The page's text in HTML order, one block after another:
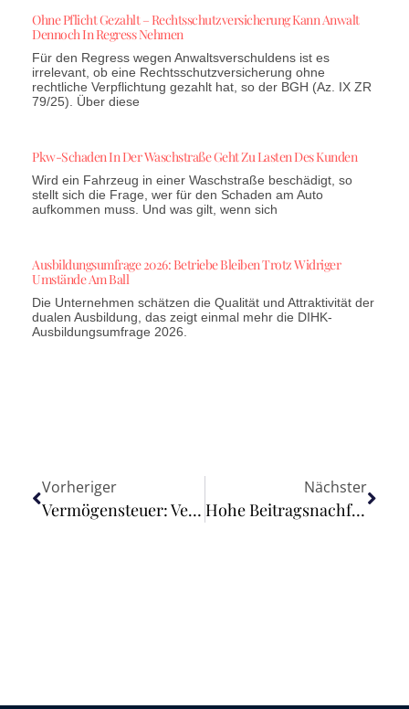
Ohne Pflicht Gezahlt – Rechtsschutzversicherung Kann Anwalt
Dennoch In Regress Nehmen
Für den Regress wegen Anwaltsverschuldens ist es
irrelevant, ob eine Rechtsschutzversicherung ohne
rechtliche Verpflichtung gezahlt hat, so der BGH (Az. IX ZR
79/25). Über diese
Pkw-Schaden In Der Waschstraße Geht Zu Lasten Des Kunden
Wird ein Fahrzeug in einer Waschstraße beschädigt, so
stellt sich die Frage, wer für den Schaden am Auto
aufkommen muss. Und was gilt, wenn sich
Ausbildungsumfrage 2026: Betriebe Bleiben Trotz Widriger
Umstände Am Ball
Die Unternehmen schätzen die Qualität und Attraktivität der
dualen Ausbildung, das zeigt einmal mehr die DIHK-
Ausbildungsumfrage 2026.
Vorheriger
Vermögensteuer: Verfassungsrechtlich gut begründbar angesichts von großen finanziellen Aufgaben und hoher Ungleichheit
Nächster
Hohe Beitragsnachforderung wegen Schwarzarbeit – Scheinselbstständige Bauarbeiter sind sozialversicherungspflichtig beschäftigt